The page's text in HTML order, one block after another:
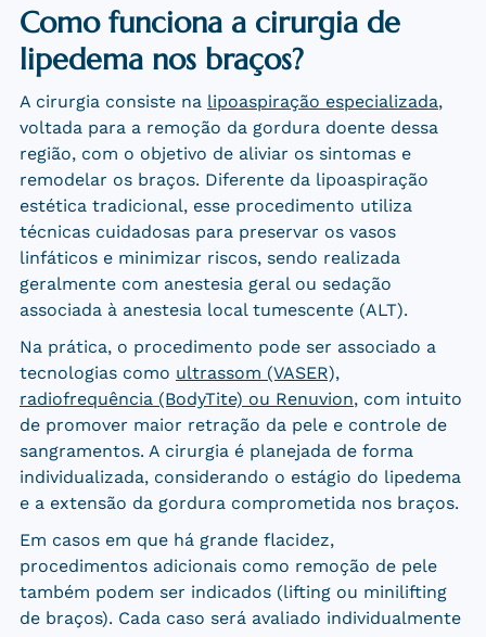
Como funciona a cirurgia de
lipedema nos braços?
A cirurgia consiste na lipoaspiração especializada,
voltada para a remoção da gordura doente dessa
região, com o objetivo de aliviar os sintomas e
remodelar os braços. Diferente da lipoaspiração
estética tradicional, esse procedimento utiliza
técnicas cuidadosas para preservar os vasos
linfáticos e minimizar riscos, sendo realizada
geralmente com anestesia geral ou sedação
associada à anestesia local tumescente (ALT).
Na prática, o procedimento pode ser associado a
tecnologias como ultrassom (VASER),
radiofrequência (BodyTite) ou Renuvion, com intuito
de promover maior retração da pele e controle de
sangramentos. A cirurgia é planejada de forma
individualizada, considerando o estágio do lipedema
e a extensão da gordura comprometida nos braços.
Em casos em que há grande flacidez,
procedimentos adicionais como remoção de pele
também podem ser indicados (lifting ou minilifting
de braços). Cada caso será avaliado individualmente